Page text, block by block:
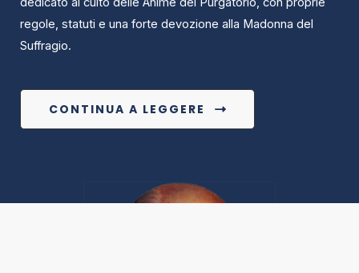
regole, statuti e una forte devozione alla Madonna del
Suffragio.
CONTINUA A LEGGERE